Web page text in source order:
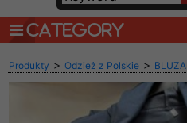
CATEGORY
Produkty > Odzież z Polskie > BLUZA